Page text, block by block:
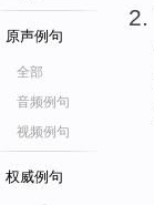
原声例句
全部
音频例句
视频例句
权威例句